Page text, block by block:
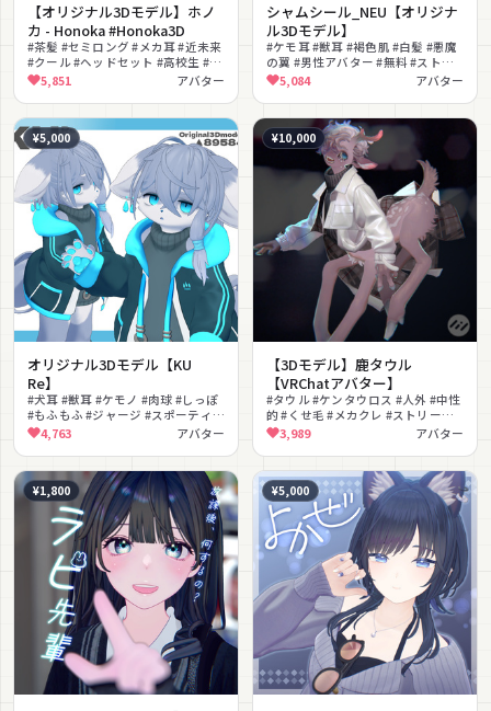
【オリジナル3Dモデル】ホノ
カ - Honoka #Honoka3D
#茶髪 #セミロング #メカ耳 #近未来
#クール #ヘッドセット #高校生 #少
女 #Quest対応 #撮影向け
5,851 アバター
シャムシール_NEU【オリジナ
ル3Dモデル】
#ケモ耳 #獣耳 #褐色肌 #白髪 #悪魔
の翼 #男性アバター #無料 #ストリ
ート #クール #ダーク
5,084 アバター
¥5,000
オリジナル3Dモデル【KU
Re】
#犬耳 #獣耳 #ケモノ #肉球 #しっぽ
#もふもふ #ジャージ #スポーティ #
癒し #VRChat
4,763 アバター
¥10,000
【3Dモデル】鹿タウル
【VRChatアバター】
#タウル #ケンタウロス #人外 #中性
的 #くせ毛 #メカクレ #ストリート #
オーバーサイズ #着せ替え #PSD付
3,989 アバター
¥1,800 ¥5,000